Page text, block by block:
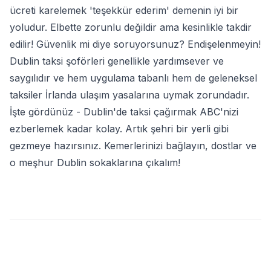
ücreti karelemek 'teşekkür ederim' demenin iyi bir
yoludur. Elbette zorunlu değildir ama kesinlikle takdir
edilir! Güvenlik mi diye soruyorsunuz? Endişelenmeyin!
Dublin taksi şoförleri genellikle yardımsever ve
saygılıdır ve hem uygulama tabanlı hem de geleneksel
taksiler İrlanda ulaşım yasalarına uymak zorundadır.
İşte gördünüz - Dublin'de taksi çağırmak ABC'nizi
ezberlemek kadar kolay. Artık şehri bir yerli gibi
gezmeye hazırsınız. Kemerlerinizi bağlayın, dostlar ve
o meşhur Dublin sokaklarına çıkalım!